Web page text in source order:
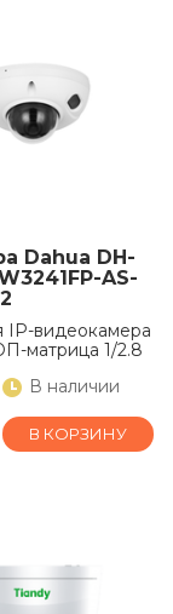
Dahua DH-
AS-
IP-видеокамера
матрица 1/2.8
В наличии
В КОРЗИНУ